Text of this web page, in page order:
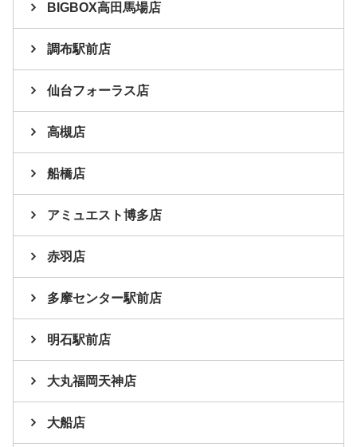
BIGBOX高田馬場店
調布駅前店
仙台フォーラス店
高槻店
船橋店
アミュエスト博多店
赤羽店
多摩センター駅前店
明石駅前店
大丸福岡天神店
大船店